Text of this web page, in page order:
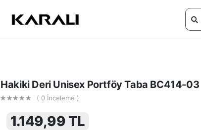
Hakiki Deri Unisex Portföy Taba BC414-03
( 0 İnceleme )
1.149,99 TL